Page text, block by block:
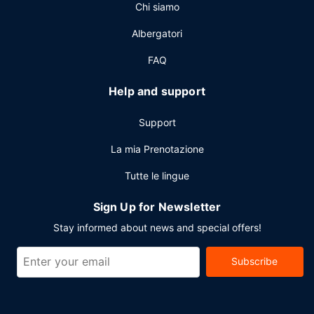
check-in veloce e check-out veloce. Stai pianificando un
evento a Sparks? Presso un hotel avrai a disposizione 372
sale riunioni. Una navetta per l'aeroporto (andata e ritorno)
è disponibile gratuitamente 24 ore su 24.
Chi siamo
Albergatori
FAQ
Help and support
Support
La mia Prenotazione
Tutte le lingue
Sign Up for Newsletter
Stay informed about news and special offers!
Subscribe